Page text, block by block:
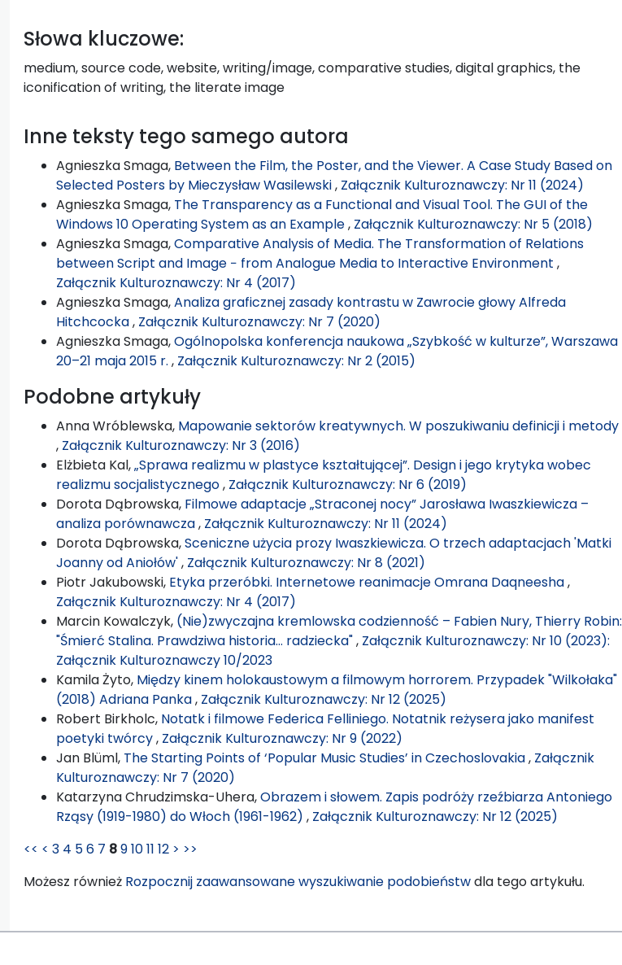
Słowa kluczowe:
medium, source code, website, writing/image, comparative studies, digital graphics, the
iconification of writing, the literate image
Inne teksty tego samego autora
Agnieszka Smaga, Between the Film, the Poster, and the Viewer. A Case Study Based on
Selected Posters by Mieczysław Wasilewski, Załącznik Kulturoznawczy: Nr 11 (2024)
Agnieszka Smaga, The Transparency as a Functional and Visual Tool. The GUI of the
Windows 10 Operating System as an Example, Załącznik Kulturoznawczy: Nr 5 (2018)
Agnieszka Smaga,Comparative Analysis of Media. The Transformation of Relations
between Script and Image − from Analogue Media to Interactive Environment ,
Załącznik Kulturoznawczy: Nr 4 (2017)
Agnieszka Smaga,Analiza graficznej zasady kontrastu w Zawrocie głowy Alfreda
Hitchcocka, Załącznik Kulturoznawczy: Nr 7 (2020)
Agnieszka Smaga,Ogólnopolska konferencja naukowa „Szybkość w kulturze”, Warszawa
20–21 maja 2015 r. , Załącznik Kulturoznawczy: Nr 2 (2015)
Podobne artykuły
Anna Wróblewska, Mapowanie sektorów kreatywnych. W poszukiwaniu definicji i metody
, Załącznik Kulturoznawczy: Nr 3 (2016)
Elżbieta Kal,„Sprawa realizmu w plastyce kształtującej”. Design i jego krytyka wobec
realizmu socjalistycznego, Załącznik Kulturoznawczy: Nr 6 (2019)
Dorota Dąbrowska, Filmowe adaptacje „Straconej nocy” Jarosława Iwaszkiewicza –
analiza porównawcza, Załącznik Kulturoznawczy: Nr 11 (2024)
Dorota Dąbrowska,Sceniczne użycia prozy Iwaszkiewicza. O trzech adaptacjach 'Matki
Joanny od Aniołów', Załącznik Kulturoznawczy: Nr 8 (2021)
Piotr Jakubowski, Etyka przeróbki. Internetowe reanimacje Omrana Daqneesha,
Załącznik Kulturoznawczy: Nr 4 (2017)
Marcin Kowalczyk, (Nie)zwyczajna kremlowska codzienność – Fabien Nury, Thierry Robin:
"Śmierć Stalina. Prawdziwa historia… radziecka", Załącznik Kulturoznawczy: Nr 10 (2023):
Załącznik Kulturoznawczy 10/2023
Kamila Żyto, Między kinem holokaustowym a filmowym horrorem. Przypadek "Wilkołaka"
(2018) Adriana Panka, Załącznik Kulturoznawczy: Nr 12 (2025)
Robert Birkholc, Notatk i filmowe Federica Felliniego. Notatnik reżysera jako manifest
poetyki twórcy, Załącznik Kulturoznawczy: Nr 9 (2022)
Jan Blüml, The Starting Points of ‘Popular Music Studies’ in Czechoslovakia, Załącznik
Kulturoznawczy: Nr 7 (2020)
Katarzyna Chrudzimska-Uhera,Obrazem i słowem. Zapis podróży rzeźbiarza Antoniego
Rząsy (1919-1980) do Włoch (1961-1962) , Załącznik Kulturoznawczy: Nr 12 (2025)
<< < 3 4 56 7 891011 12 > >>
Możesz również Rozpocznij zaawansowane wyszukiwanie podobieństwdla tego artykułu.